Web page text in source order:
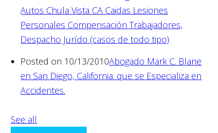
Autos Chula Vista CA Caidas Lesiones
Personales Compensación Trabajadores,
Despacho Jurído (casos de todo tipo)
Posted on 10/13/2010Abogado Mark C. Blane
en San Diego, California: que se Especializa en
Accidentes.
See all